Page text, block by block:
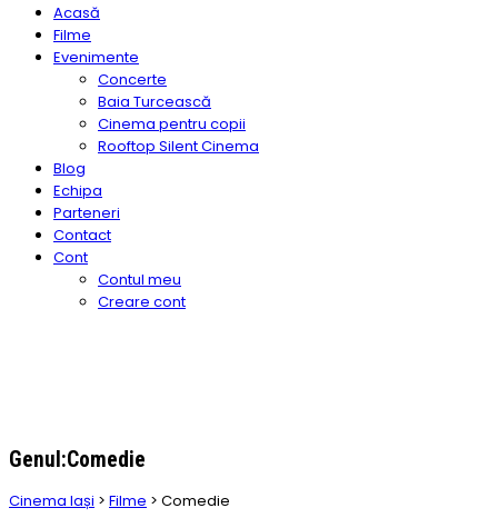
Acasă
Filme
Evenimente
Concerte
Baia Turcească
Cinema pentru copii
Rooftop Silent Cinema
Blog
Echipa
Parteneri
Contact
Cont
Contul meu
Creare cont
Genul:Comedie
Cinema Iași > Filme > Comedie